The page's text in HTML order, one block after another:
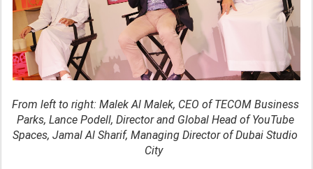
From left to right: Malek Al Malek, CEO of TECOM Business
Parks, Lance Podell, Director and Global Head of YouTube
Spaces, Jamal Al Sharif, Managing Director of Dubai Studio
City